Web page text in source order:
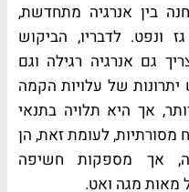
בין אנרגיה מתחדשת,
ונפט. לדבריו, הביקוש
גם אנרגיה רגילה וגם
יתרונות של עלויות הקמה
אך היא תלויה בתנאי
מסורתיות, לעומת זאת, הן
אך מספקות חשיפה
מאות מגה ואט.